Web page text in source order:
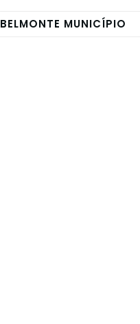
BELMONTE MUNICÍPIO